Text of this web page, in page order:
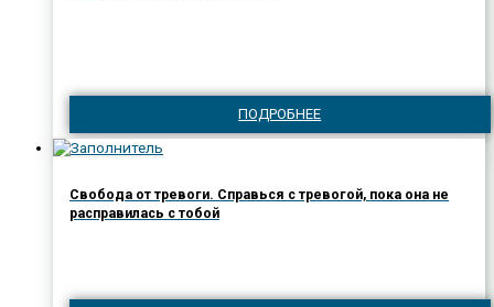
ПОДРОБНЕЕ
Свобода от тревоги. Справься с тревогой, пока она не
расправилась с тобой